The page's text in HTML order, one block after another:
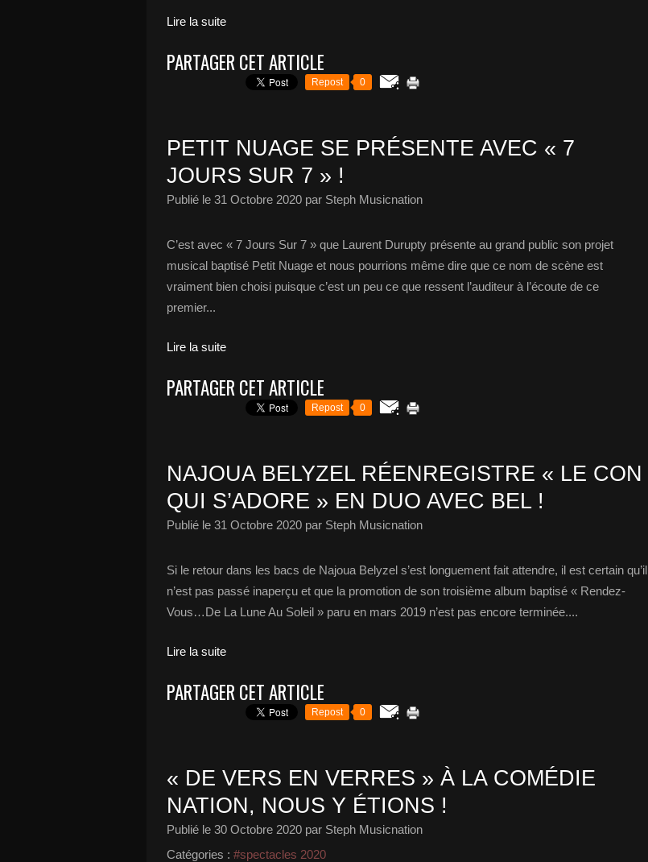
Lire la suite
PARTAGER CET ARTICLE
Repost 0
PETIT NUAGE SE PRÉSENTE AVEC « 7
JOURS SUR 7 » !
Publié le 31 Octobre 2020 par Steph Musicnation
C’est avec « 7 Jours Sur 7 » que Laurent Durupty présente au grand public son projet
musical baptisé Petit Nuage et nous pourrions même dire que ce nom de scène est
vraiment bien choisi puisque c’est un peu ce que ressent l’auditeur à l’écoute de ce
premier...
Lire la suite
PARTAGER CET ARTICLE
Repost 0
NAJOUA BELYZEL RÉENREGISTRE « LE CON
QUI S’ADORE » EN DUO AVEC BEL !
Publié le 31 Octobre 2020 par Steph Musicnation
Si le retour dans les bacs de Najoua Belyzel s’est longuement fait attendre, il est certain qu’il
n’est pas passé inaperçu et que la promotion de son troisième album baptisé « Rendez-
Vous…De La Lune Au Soleil » paru en mars 2019 n’est pas encore terminée....
Lire la suite
PARTAGER CET ARTICLE
Repost 0
« DE VERS EN VERRES » À LA COMÉDIE
NATION, NOUS Y ÉTIONS !
Publié le 30 Octobre 2020 par Steph Musicnation
Catégories : #spectacles 2020